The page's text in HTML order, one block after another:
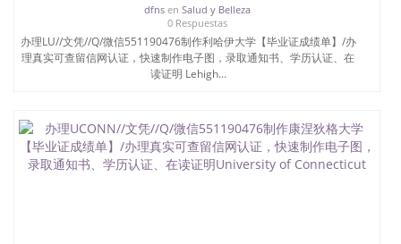
留服真实存档可查，存档。 2、留学回国人员证明
（使馆认证），使馆网站真实存档可查。 3、留信网
真实可查认证办理，存档可查，终身受用。 四、办理
流程农业科学院、艺术与建筑学院、商学院、交流学
院、地球及物质科学院、教育学院、工程学院、健康
前十名，工学院排名在前十五名，且继续攀升中。纽
约大学为学生们提供本科、硕士及博士学位。学校的
专业课程包括：会计学、MBA、财务、教育、建筑工
dfnsen Salud y Belleza
0 Respuestas
办理LU//文凭//Q/微信551190476制作利哈伊大学【毕业证成绩单】/办
理真实可查留信网认证，快速制作电子图，录取通知书、学历认证、在
读证明 Lehigh...